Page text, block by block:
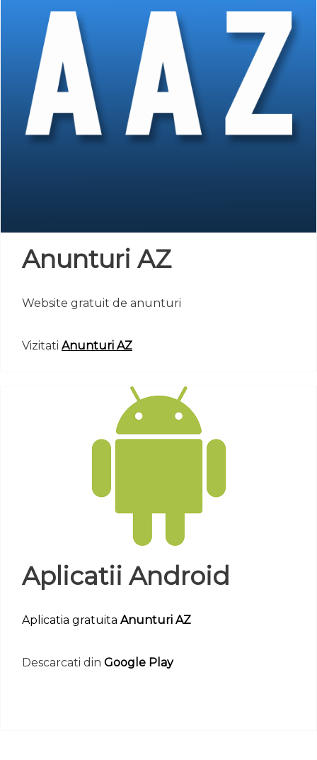
Anunturi AZ
Website gratuit de anunturi
Vizitati Anunturi AZ
Aplicatii Android
Aplicatia gratuita Anunturi AZ
Descarcati din Google Play